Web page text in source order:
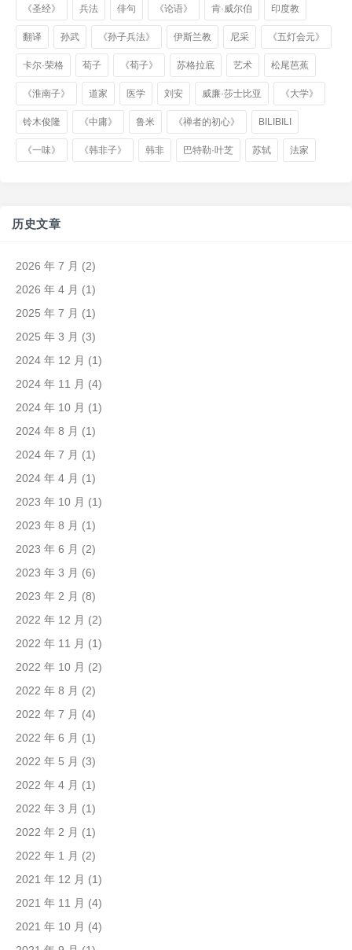
《圣经》 兵法 俳句 《论语》 肯·威尔伯 印度教
翻译 孙武 《孙子兵法》 伊斯兰教 尼采 《五灯会元》
卡尔·荣格 荀子 《荀子》 苏格拉底 艺术 松尾芭蕉
《淮南子》 道家 医学 刘安 威廉·莎士比亚 《大学》
铃木俊隆 《中庸》 鲁米 《禅者的初心》 BILIBILI
《一味》 《韩非子》 韩非 巴特勒·叶芝 苏轼 法家
历史文章
2026 年 7 月 (2)
2026 年 4 月 (1)
2025 年 7 月 (1)
2025 年 3 月 (3)
2024 年 12 月 (1)
2024 年 11 月 (4)
2024 年 10 月 (1)
2024 年 8 月 (1)
2024 年 7 月 (1)
2024 年 4 月 (1)
2023 年 10 月 (1)
2023 年 8 月 (1)
2023 年 6 月 (2)
2023 年 3 月 (6)
2023 年 2 月 (8)
2022 年 12 月 (2)
2022 年 11 月 (1)
2022 年 10 月 (2)
2022 年 8 月 (2)
2022 年 7 月 (4)
2022 年 6 月 (1)
2022 年 5 月 (3)
2022 年 4 月 (1)
2022 年 3 月 (1)
2022 年 2 月 (1)
2022 年 1 月 (2)
2021 年 12 月 (1)
2021 年 11 月 (4)
2021 年 10 月 (4)